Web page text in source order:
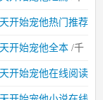
开始宠他热门推荐
开始宠他全本 /千
开始宠他在线阅读